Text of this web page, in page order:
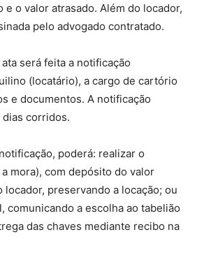
o valor atrasado. Além do locador,
pelo advogado contratado.
será feita a notificação
(locatário), a cargo de cartório
e documentos. A notificação
corridos.
poderá: realizar o
mora), com depósito do valor
locador, preservando a locação; ou
comunicando a escolha ao tabelião
das chaves mediante recibo na